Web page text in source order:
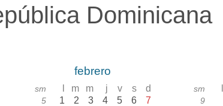
Dominicana
febrero
sm m m j v s d
5 1 2 3 4 5 6 7
sm
9